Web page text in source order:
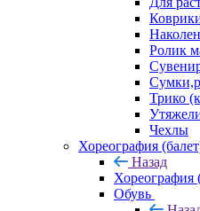
Ролик
Трико
Чехлы
Хореография
Назад
Хореография
Обувь